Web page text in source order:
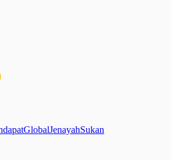
GlobalJenayahSukan